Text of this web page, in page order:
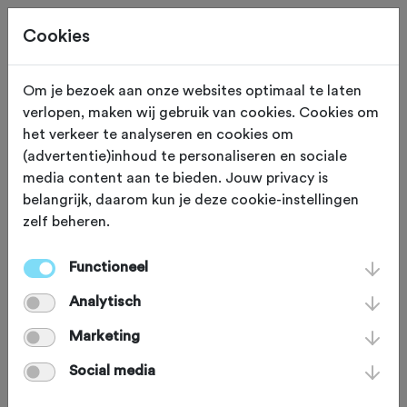
GRAVEL
Duitse lijntje
Net buiten Mill vind je misschien wel
de meest interessante meters van het
Duitse Lijntje, onderdeel van de
treinverbinding tussen Engeland en
Rusland. Hier staat een oude kazemat,
Cookies
Om je bezoek aan onze websites optimaal te laten
verlopen, maken wij gebruik van cookies. Cookies om
het verkeer te analyseren en cookies om
(advertentie)inhoud te personaliseren en sociale
media content aan te bieden. Jouw privacy is
belangrijk, daarom kun je deze cookie-instellingen
zelf beheren.
Functioneel
Analytisch
Marketing
Social media